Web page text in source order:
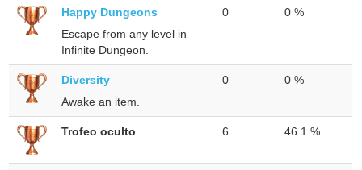
Happy Dungeons
Escape from any level in
Infinite Dungeon.
0 0 %
Diversity
Awake an item.
0 0 %
Trofeo oculto 6 46.1 %